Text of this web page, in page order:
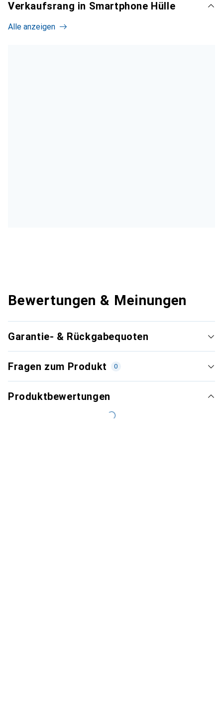
Verkaufsrang in Smartphone Hülle
Alle anzeigen
Bewertungen & Meinungen
Garantie- & Rückgabequoten
Fragen zum Produkt 0
Produktbewertungen